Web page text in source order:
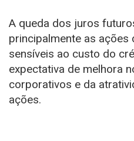
A queda dos juros
principalmente as ações
sensíveis ao custo do
expectativa de melhora
corporativos e da
ações.